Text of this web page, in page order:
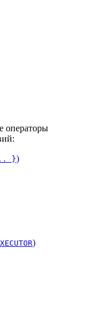
операторы
})
)